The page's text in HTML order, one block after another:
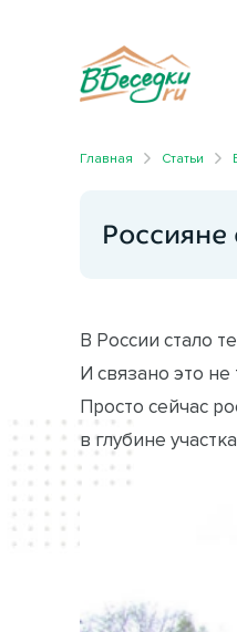
Главная Статьи
В России стало
И связано это не
Просто сейчас
в глубине